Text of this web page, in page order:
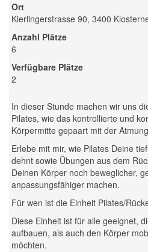
Ort
Kierlingerstrasse 90, 3400
Anzahl Plätze
6
Verfügbare Plätze
2
In dieser Stunde machen wir uns
Pilates, wie das kontrollierte und
Körpermitte gepaart mit der
Erlebe mit mir, wie Pilates Deine
dehnt sowie Übungen aus dem
Deinen Körper noch beweglicher,
anpassungsfähiger machen.
Für wen ist die Einheit Pilates/
Diese Einheit ist für alle geeignet,
aufbauen, als auch den Körper
möchten.